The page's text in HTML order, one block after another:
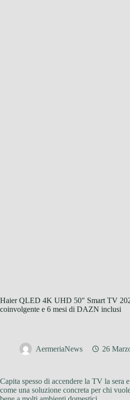
Haier QLED 4K UHD 50″ Smart TV
coinvolgente e 6 mesi di DAZN inclusi
AermeriaNews 26
Capita spesso di accendere la TV la
come una soluzione concreta per chi